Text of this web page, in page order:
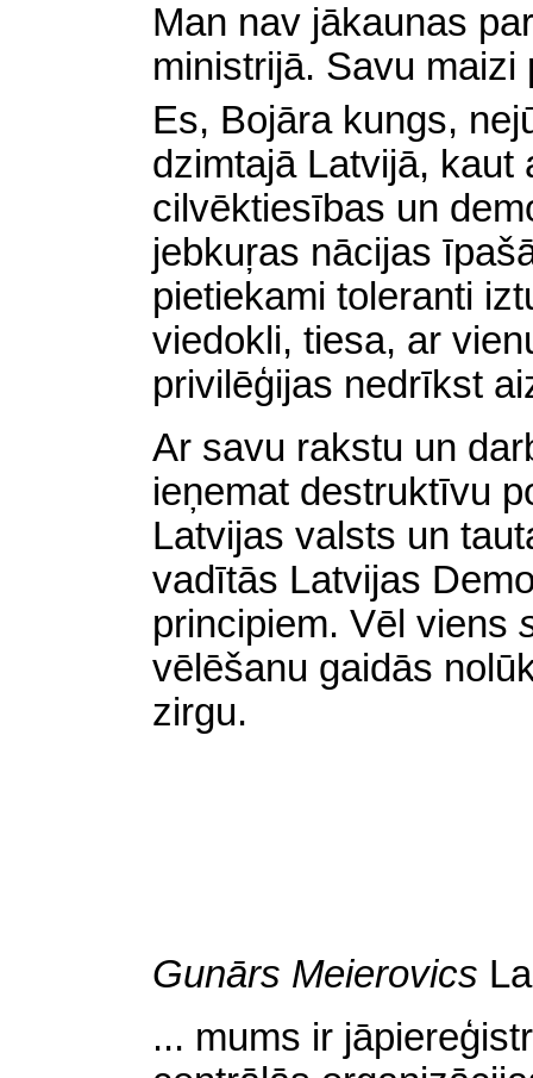
Man nav jākaunas
ministrijā. Savu maizi
Es, Bojāra kungs,
dzimtajā Latvijā, kaut
cilvēktiesības un
jebkuŗas nācijas
pietiekami toleranti
viedokli, tiesa, ar
privilēģijas nedrīkst
Ar savu rakstu un
ieņemat destruktīvu
Latvijas valsts un
vadītās Latvijas
principiem. Vēl viens
vēlēšanu gaidās
zirgu.
Gunārs Meierovics
... mums ir